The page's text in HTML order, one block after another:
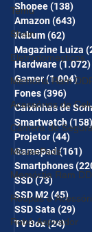
Temu
Shein
Eletrodomésticos
Memória Ram
Acessórios de
Câmera de
MousePads
Memórtia Ram
Roupas e
Robô Aspirador
Shopee(138)
Amazon(643)
Kabum(62)
Magazine Luiza
Hardware(1.072)
Gamer(1.004)
Fones(396)
Caixinhas de
Smartwatch(158)
Projetor(44) 44
Gamepad(161)
Smartphones
SSD(73) 73 posts
SSD M2(45)45
SSD Sata (29)
TV Box(24)24